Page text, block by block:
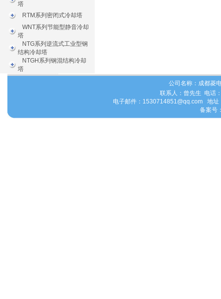
塔
RTM系列密闭式冷却塔
WNT系列节能型静音冷却
塔
NTG系列逆流式工业型钢
结构冷却塔
NTGH系列钢混结构冷却
塔
公司名称： 成都菱
联系人：曾先生 电话
电子邮件：1530714851@qq.com 地址
备案号